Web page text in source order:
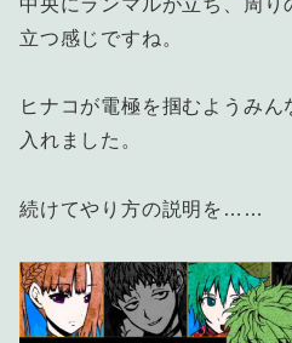
立つ感じですね。
ヒナコが電極を掴むようみ
入れました。
続けてやり方の説明を……